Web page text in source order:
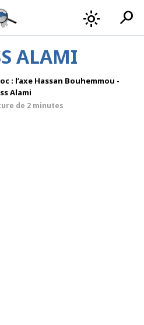
light_mode search
ALAMI
: l’axe Hassan Bouhemmou -
Alami
de 2 minutes